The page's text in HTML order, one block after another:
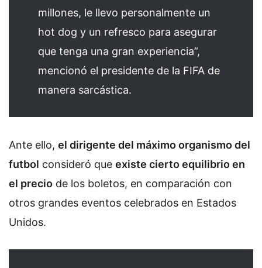
millones, le llevo personalmente un
hot dog y un refresco para asegurar
que tenga una gran experiencia”,
mencionó el presidente de la FIFA de
manera sarcástica.
Ante ello, el dirigente del máximo organismo del
futbol consideró que existe cierto equilibrio en
el precio de los boletos, en comparación con
otros grandes eventos celebrados en Estados
Unidos.